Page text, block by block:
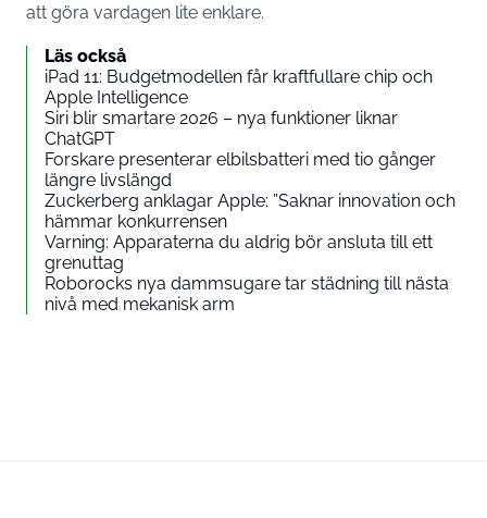
att göra vardagen lite enklare.
Läs också
iPad 11: Budgetmodellen får kraftfullare chip och
Apple Intelligence
Siri blir smartare 2026 – nya funktioner liknar
ChatGPT
Forskare presenterar elbilsbatteri med tio gånger
längre livslängd
Zuckerberg anklagar Apple: ”Saknar innovation och
hämmar konkurrensen
Varning: Apparaterna du aldrig bör ansluta till ett
grenuttag
Roborocks nya dammsugare tar städning till nästa
nivå med mekanisk arm